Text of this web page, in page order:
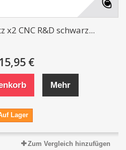
x2 CNC R&D schwarz...
€
Mehr
Lager
Zum Vergleich hinzufügen